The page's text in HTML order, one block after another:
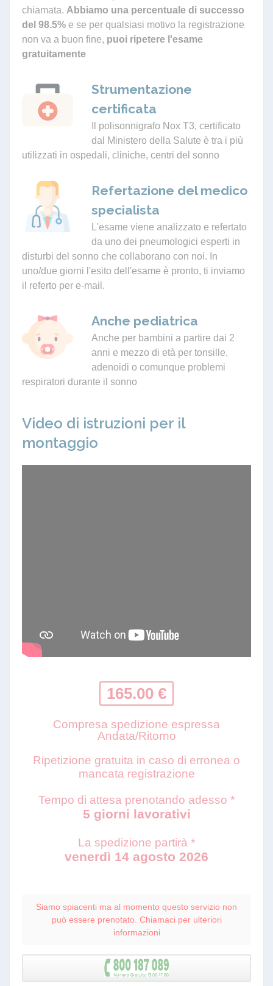
chiamata. Abbiamo una percentuale di successo
del 98.5% e se per qualsiasi motivo la registrazione
non va a buon fine, puoi ripetere l'esame
gratuitamente
Strumentazione
certificata
Il polisonnigrafo Nox T3, certificato
dal Ministero della Salute è tra i più
utilizzati in ospedali, cliniche, centri del sonno
Refertazione del medico
specialista
L'esame viene analizzato e refertato
da uno dei pneumologici esperti in
disturbi del sonno che collaborano con noi. In
uno/due giorni l'esito dell'esame è pronto, ti inviamo
il referto per e-mail.
Anche pediatrica
Anche per bambini a partire dai 2
anni e mezzo di età per tonsille,
adenoidi o comunque problemi
respiratori durante il sonno
Video di istruzioni per il
montaggio
165.00 €
Compresa spedizione espressa
Andata/Ritorno
Ripetizione gratuita in caso di erronea o
mancata registrazione
Tempo di attesa prenotando adesso *
5 giorni lavorativi
La spedizione partirà *
venerdì 14 agosto 2026
Siamo spiacenti ma al momento questo servizio non
può essere prenotato. Chiamaci per ulteriori
informazioni